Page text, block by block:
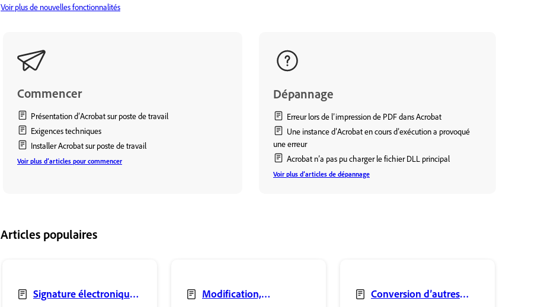
Voir plus de nouvelles fonctionnalités
Commencer
Présentation d’Acrobat sur poste de travail
Exigences techniques
Installer Acrobat sur poste de travail
Voir plus d’articles pour commencer
Dépannage
Erreur lors de l’impression de PDF dans Acrobat
Une instance d’Acrobat en cours d’exécution a provoqué
une erreur
Acrobat n’a pas pu charger le fichier DLL principal
Voir plus d’articles de dépannage
Articles populaires
Signature électronique
Modification,
Conversion d’autres